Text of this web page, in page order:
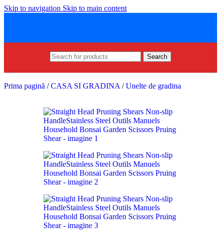
Skip to navigation Skip to main content
Search
Prima pagină / CASA SI GRADINA / Unelte de gradina